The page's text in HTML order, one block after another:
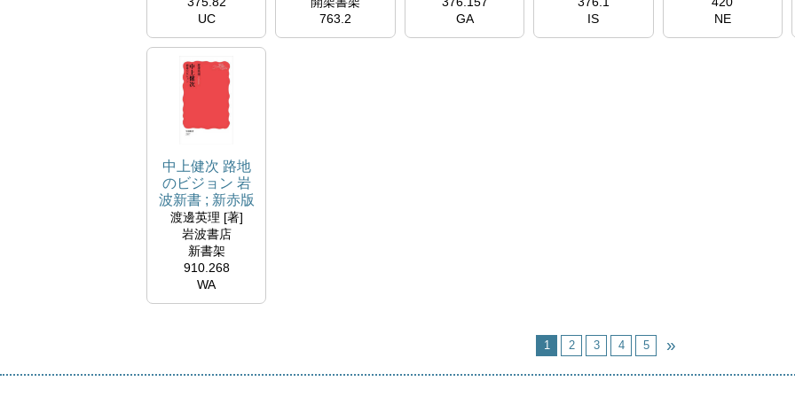
UC
763.2
TO
GA
IS
NE
中上健次 路地
のビジョン 岩
波新書 ; 新赤版
2117
渡邊英理 [著]
岩波書店
新書架
910.268
WA
1 2 3 4 5